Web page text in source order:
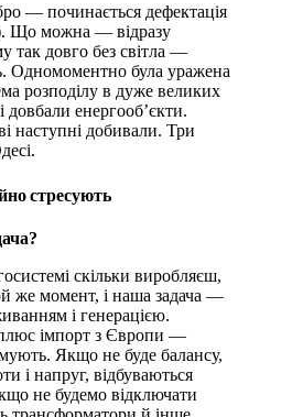
— починається дефектація
Що можна — відразу
так довго без світла —
Одномоментно була уражена
розподілу в дуже великих
енергооб’єкти.
наступні добивали. Три
стресують
скільки виробляєш,
же момент, і наша задача —
і генерацією.
плюс імпорт з Європи —
Якщо не буде балансу,
і напруг, відбуваються
не будемо відключати